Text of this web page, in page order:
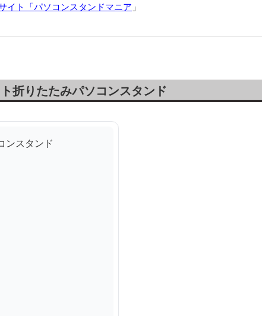
イト「パソコンスタンドマニア 」
折りたたみパソコンスタンド